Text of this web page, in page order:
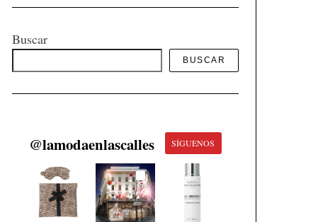
Buscar
BUSCAR
@lamodaenlascalles SÍGUENOS